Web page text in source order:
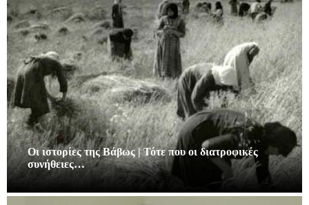
Οι ιστορίες της Βάβως | Τότε που οι διατροφικές
συνήθειες…